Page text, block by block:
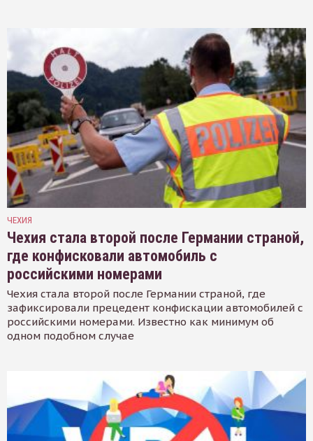
ЧЕХИЯ
Чехия стала второй после Германии страной,
где конфисковали автомобиль с
российскими номерами
Чехия стала второй после Германии страной, где
зафиксировали прецедент конфискации автомобилей с
российскими номерами. Известно как минимум об
одном подобном случае